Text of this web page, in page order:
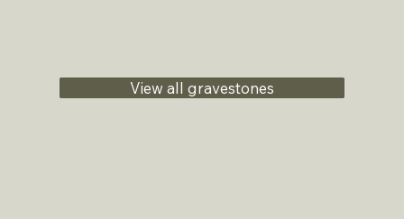
View all gravestones